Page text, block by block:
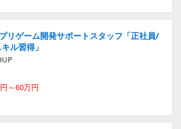
リゲーム開発サポートスタッフ「正社員/
ル習得」
～60万円